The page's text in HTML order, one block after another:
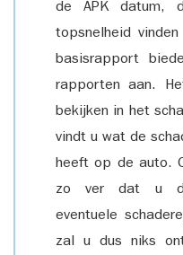
de APK datum,
topsnelheid
basisrapport
rapporten aan.
bekijken in het
vindt u wat de
heeft op de auto.
zo ver dat u de
eventuele
zal u dus niks